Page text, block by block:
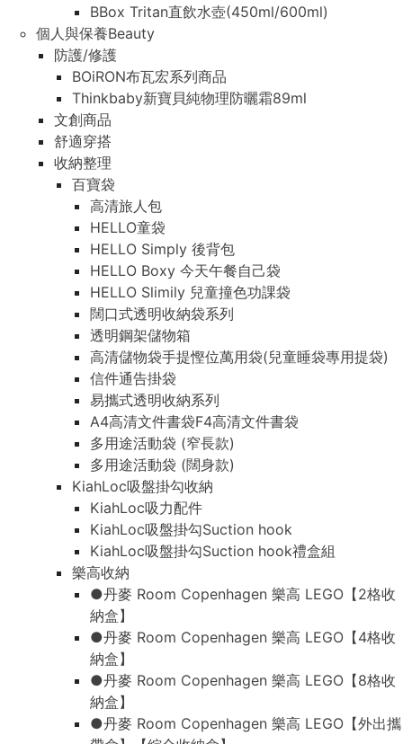
BBox Tritan直飲水壺(450ml/600ml)
個人與保養Beauty
防護/修護
BOiRON布瓦宏系列商品
Thinkbaby新寶貝純物理防曬霜89ml
文創商品
舒適穿搭
收納整理
百寶袋
高清旅人包
HELLO童袋
HELLO Simply 後背包
HELLO Boxy 今天午餐自己袋
HELLO Slimily 兒童撞色功課袋
闊口式透明收納袋系列
透明鋼架儲物箱
高清儲物袋手提慳位萬用袋(兒童睡袋專用提袋)
信件通告掛袋
易攜式透明收納系列
A4高清文件書袋F4高清文件書袋
多用途活動袋 (窄長款)
多用途活動袋 (闊身款)
KiahLoc吸盤掛勾收納
KiahLoc吸力配件
KiahLoc吸盤掛勾Suction hook
KiahLoc吸盤掛勾Suction hook禮盒組
樂高收納
●丹麥 Room Copenhagen 樂高 LEGO【2格收
納盒】
●丹麥 Room Copenhagen 樂高 LEGO【4格收
納盒】
●丹麥 Room Copenhagen 樂高 LEGO【8格收
納盒】
●丹麥 Room Copenhagen 樂高 LEGO【外出攜